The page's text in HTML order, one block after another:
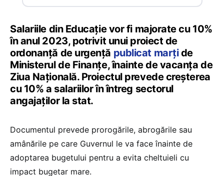
Salariile din Educație vor fi majorate cu 10%
în anul 2023, potrivit unui proiect de
ordonanță de urgență publicat marțide
Ministerul de Finanțe, înainte de vacanța de
Ziua Națională. Proiectul prevede creșterea
cu 10% a salariilor în întreg sectorul
angajaților la stat.
Documentul prevede prorogările, abrogările sau
amânările pe care Guvernul le va face înainte de
adoptarea bugetului pentru a evita cheltuieli cu
impact bugetar mare.